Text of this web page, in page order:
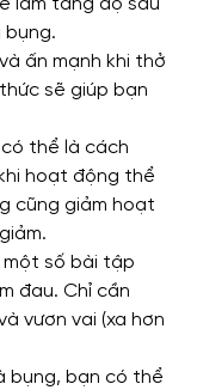
làm tăng độ sâu
bụng.
ấn mạnh khi thở
sẽ giúp bạn
thể là cách
hoạt động thể
cũng giảm hoạt
một số bài tập
đau. Chỉ cần
vươn vai (xa hơn
bụng, bạn có thể